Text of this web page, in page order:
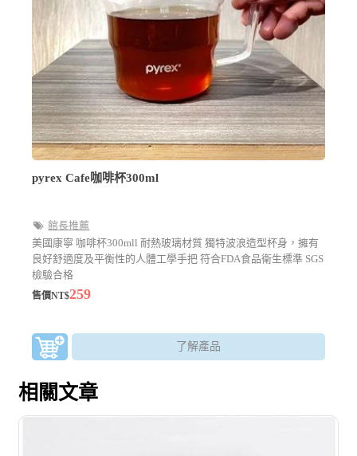
pyrex Cafe咖啡杯300ml
館長推薦
美國康寧 咖啡杯300mll 耐熱玻璃材質 獨特波浪造型杯身，擁有
良好舒適度及平衡性的人體工學手把 符合FDA食品衛生標準 SGS
檢驗合格
售價NT$259
了解產品
相關文章